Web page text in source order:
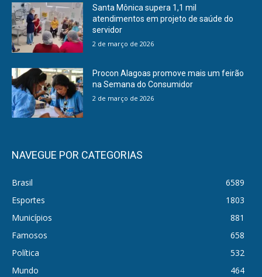
Santa Mônica supera 1,1 mil
atendimentos em projeto de saúde do
servidor
2 de março de 2026
Procon Alagoas promove mais um feirão
na Semana do Consumidor
2 de março de 2026
NAVEGUE POR CATEGORIAS
Brasil
6589
Esportes
1803
Municípios
881
Famosos
658
Política
532
Mundo
464